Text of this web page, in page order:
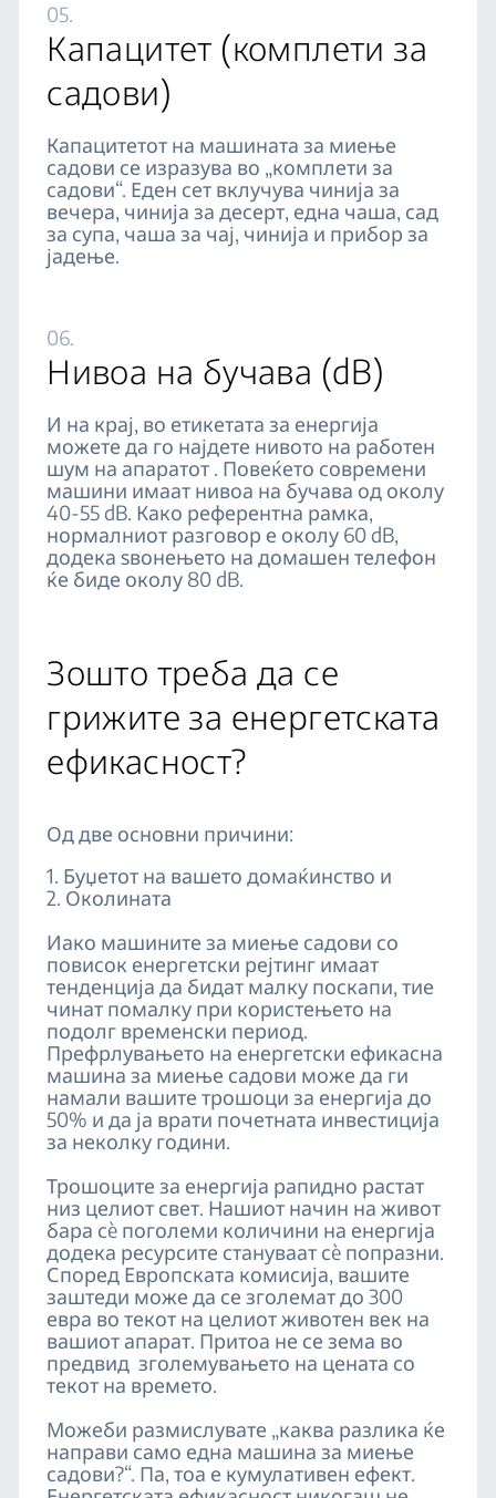
05.
Капацитет (комплети за
садови)
Капацитетот на машината за миење
садови се изразува во „комплети за
садови“. Еден сет вклучува чинија за
вечера, чинија за десерт, една чаша, сад
за супа, чаша за чај, чинија и прибор за
јадење.
06.
Нивоа на бучава (dB)
И на крај, во етикетата за енергија
можете да го најдете нивото на работен
шум на апаратот . Повеќето современи
машини имаат нивоа на бучава од околу
40-55 dB. Како референтна рамка,
нормалниот разговор е околу 60 dB,
додека ѕвонењето на домашен телефон
ќе биде околу 80 dB.
Зошто треба да се
грижите за енергетската
ефикасност?
Од две основни причини:
1. Буџетот на вашето домаќинство и
2. Околината
Иако машините за миење садови со
повисок енергетски рејтинг имаат
тенденција да бидат малку поскапи, тие
чинат помалку при користењето на
подолг временски период.
Префрлувањето на енергетски ефикасна
машина за миење садови може да ги
намали вашите трошоци за енергија до
50% и да ја врати почетната инвестиција
за неколку години.
Трошоците за енергија рапидно растат
низ целиот свет. Нашиот начин на живот
бара сè поголеми количини на енергија
додека ресурсите стануваат сè попразни.
Според Европската комисија, вашите
заштеди може да се зголемат до 300
евра во текот на целиот животен век на
вашиот апарат. Притоа не се зема во
предвид зголемувањето на цената со
текот на времето.
Можеби размислувате „каква разлика ќе
направи само една машина за миење
садови?“. Па, тоа е кумулативен ефект.